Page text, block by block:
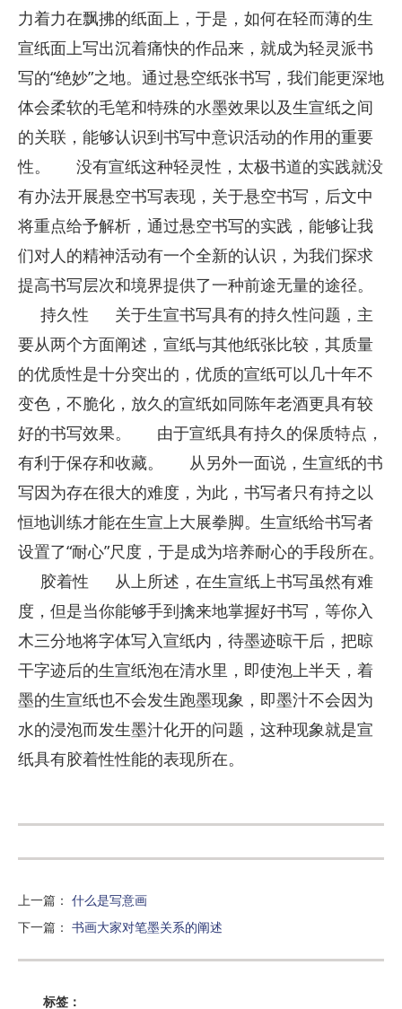
力着力在飘拂的纸面上，于是，如何在轻而薄的生
宣纸面上写出沉着痛快的作品来，就成为轻灵派书
写的“绝妙”之地。通过悬空纸张书写，我们能更深地
体会柔软的毛笔和特殊的水墨效果以及生宣纸之间
的关联，能够认识到书写中意识活动的作用的重要
性。
没有宣纸这种轻灵性，太极书道的实践就没
有办法开展悬空书写表现，关于悬空书写，后文中
将重点给予解析，通过悬空书写的实践，能够让我
们对人的精神活动有一个全新的认识，为我们探求
提高书写层次和境界提供了一种前途无量的途径。
持久性
关于生宣书写具有的持久性问题，主
要从两个方面阐述，宣纸与其他纸张比较，其质量
的优质性是十分突出的，优质的宣纸可以几十年不
变色，不脆化，放久的宣纸如同陈年老酒更具有较
好的书写效果。
由于宣纸具有持久的保质特点，
有利于保存和收藏。
从另外一面说，生宣纸的书
写因为存在很大的难度，为此，书写者只有持之以
恒地训练才能在生宣上大展拳脚。生宣纸给书写者
设置了“耐心”尺度，于是成为培养耐心的手段所在。
胶着性
从上所述，在生宣纸上书写虽然有难
度，但是当你能够手到擒来地掌握好书写，等你入
木三分地将字体写入宣纸内，待墨迹晾干后，把晾
干字迹后的生宣纸泡在清水里，即使泡上半天，着
墨的生宣纸也不会发生跑墨现象，即墨汁不会因为
水的浸泡而发生墨汁化开的问题，这种现象就是宣
纸具有胶着性性能的表现所在。
上一篇 ： 什么是写意画
下一篇 ： 书画大家对笔墨关系的阐述
标签：